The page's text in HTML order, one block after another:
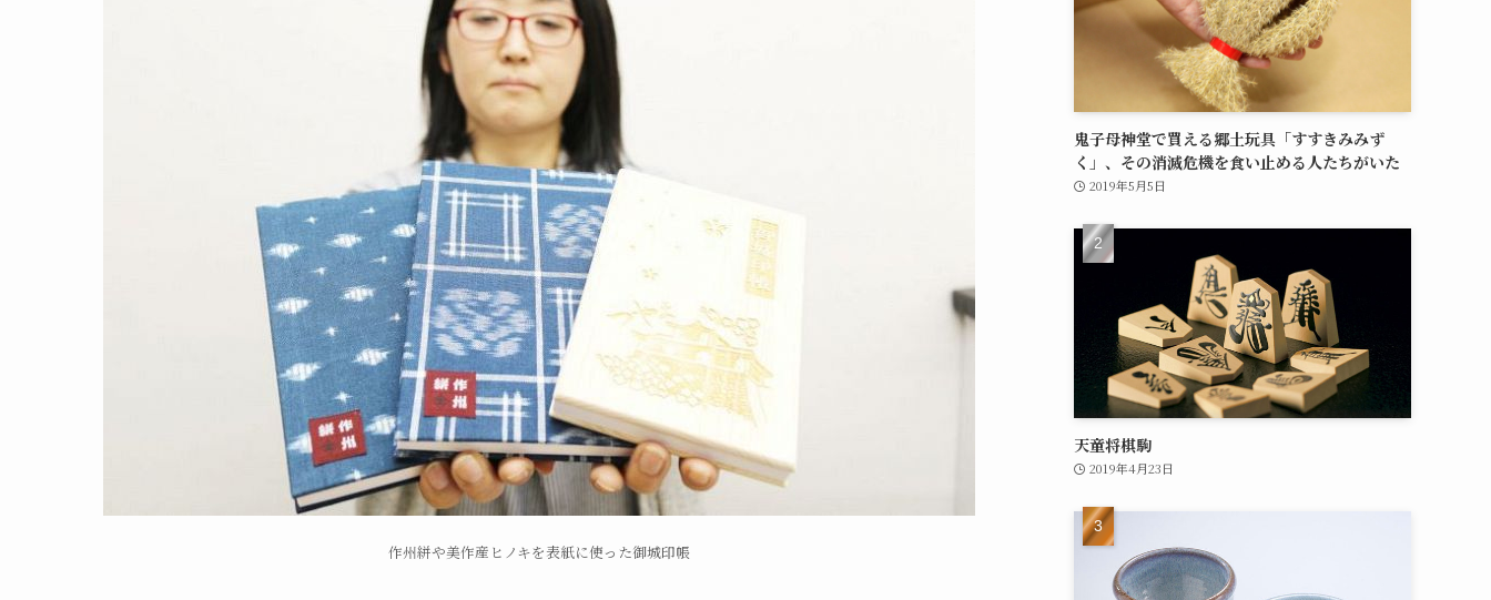
作州絣や美作産ヒノキを表紙に使った御城印帳
鬼子母神堂で買える郷土玩具「すすきみみず
く」、その消滅危機を食い止める人たちがいた
2019年5月5日
天童将棋駒
2019年4月23日